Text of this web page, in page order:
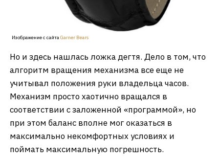
Изображение с сайтаGarner Bears
Но и здесь нашлась ложка дегтя. Дело в том, что
алгоритм вращения механизма все еще не
учитывал положения руки владельца часов.
Механизм просто хаотично вращался в
соответствии с заложенной «программой», но
при этом баланс вполне мог оказаться в
максимально некомфортных условиях и
поймать максимальную погрешность.